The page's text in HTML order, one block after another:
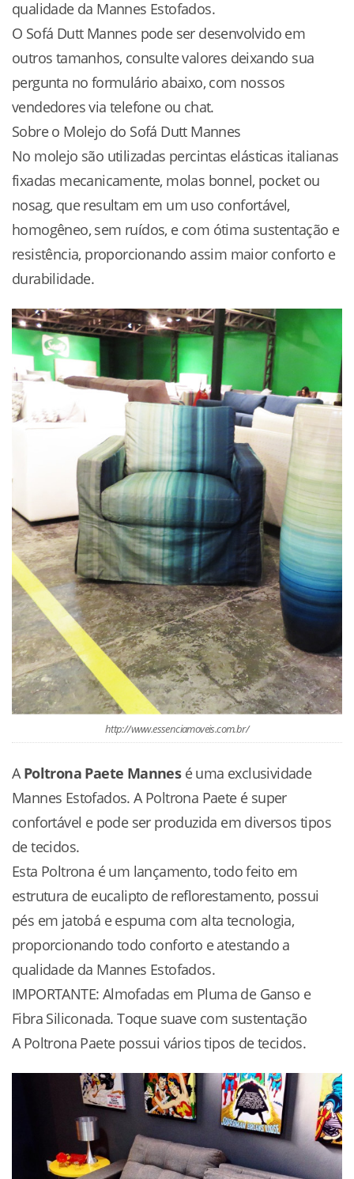
qualidade da Mannes Estofados.
O Sofá Dutt Mannes pode ser desenvolvido em
outros tamanhos, consulte valores deixando sua
pergunta no formulário abaixo, com nossos
vendedores via telefone ou chat.
Sobre o Molejo do Sofá Dutt Mannes
No molejo são utilizadas percintas elásticas italianas
fixadas mecanicamente, molas bonnel, pocket ou
nosag, que resultam em um uso confortável,
homogêneo, sem ruídos, e com ótima sustentação e
resistência, proporcionando assim maior conforto e
durabilidade.
http://www.essenciamoveis.com.br/
A Poltrona Paete Mannesé uma exclusividade
Mannes Estofados. A Poltrona Paete é super
confortável e pode ser produzida em diversos tipos
de tecidos.
Esta Poltrona é um lançamento, todo feito em
estrutura de eucalipto de reflorestamento, possui
pés em jatobá e espuma com alta tecnologia,
proporcionando todo conforto e atestando a
qualidade da Mannes Estofados.
IMPORTANTE: Almofadas em Pluma de Ganso e
Fibra Siliconada. Toque suave com sustentação
A Poltrona Paete possui vários tipos de tecidos.